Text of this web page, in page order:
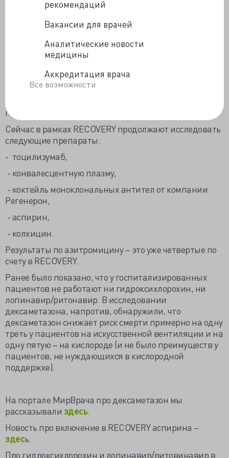
рекомендаций
Вакансии для врачей
Аналитические новости
медицины
Аккредитация врача
Все возможности
Авторы исследования подчеркивают важность этих
результатов для лечения пациентов по всему миру, в
связи с очень широкомасштабным использованием
этого препарата, опасностью развития
бактериальной резистентности на фоне
вообще необходимостью рандомизированных
контролируемых испытаний в эпоху COVID-19, чтобы
препаратов работают.
Сейчас в рамках RECOVERY продолжают исследовать
следующие препараты:
- тоцилизумаб,
- конвалесцентную плазму,
- коктейль моноклональных антител от компании
Регенерон,
- аспирин,
- колхицин.
Результаты по азитромицину – это уже четвертые по
счету в RECOVERY.
Ранее было показано, что у госпитализированных
пациентов не работают ни гидроксихлорохин, ни
лопинавир/ритонавир. В исследовании
дексаметазона, напротив, обнаружили, что
дексаметазон снижает риск смерти примерно на одну
треть у пациентов на искусственной вентиляции и на
одну пятую – на кислороде (и не было преимуществ у
пациентов, не нуждающихся в кислородной
поддержке).
На портале МирВрача про дексаметазон мы
рассказывали здесь.
Новость про включение в RECOVERY аспирина –
здесь.
Про гидроксихлорохин и лопинавир/ритовинавир в